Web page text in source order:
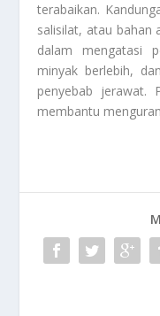
terabaikan.
salisilat, atau bahan
dalam mengatasi
minyak berlebih,
penyebab jerawat.
membantu